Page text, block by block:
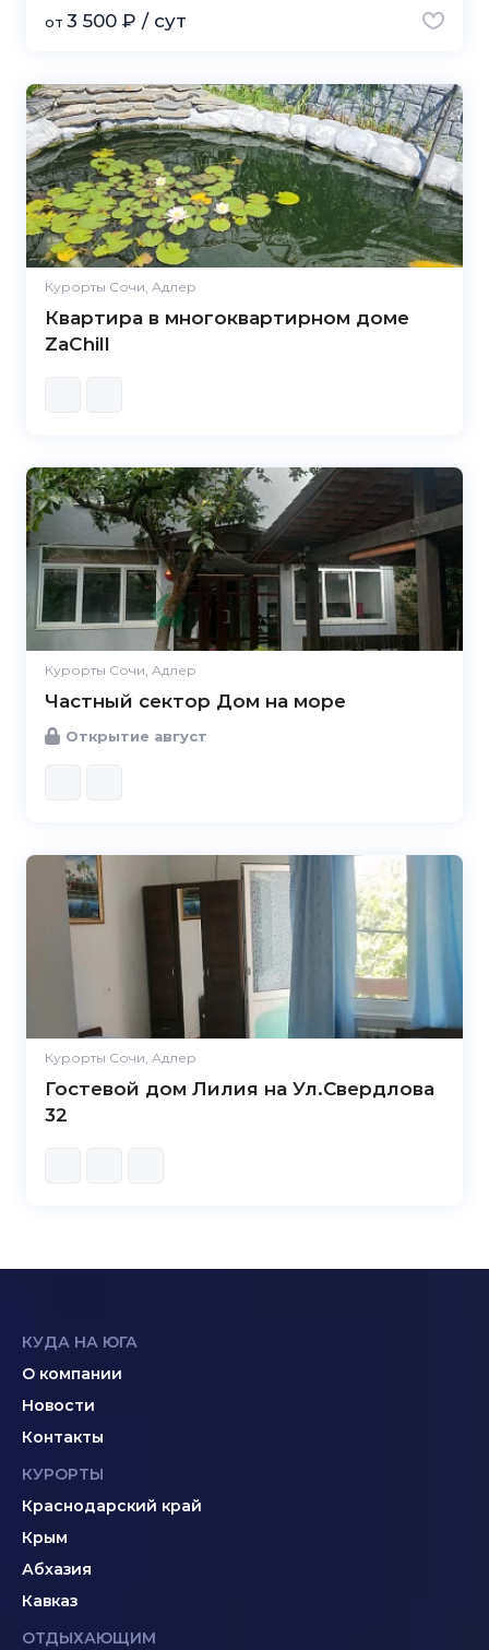
от 3 500 ₽ / сут
Курорты Сочи, Адлер
Квартира в многоквартирном доме
ZaChill
Курорты Сочи, Адлер
Частный сектор Дом на море
Открытие август
Курорты Сочи, Адлер
Гостевой дом Лилия на Ул.Свердлова
32
КУДА НА ЮГА
О компании
Новости
Контакты
КУРОРТЫ
Краснодарский край
Крым
Абхазия
Кавказ
ОТДЫХАЮЩИМ